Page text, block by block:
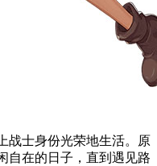
战士身份光荣地生活。原
自在的日子，直到遇见路